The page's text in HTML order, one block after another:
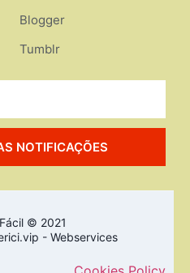
Blogger
Tumblr
NOTIFICAÇÕES
© 2021
- Webservices